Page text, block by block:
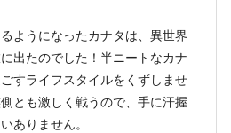
ようになったカナタは、異世界
出たのでした！半ニートなカナ
すライフスタイルをくずしませ
とも激しく戦うので、手に汗握
ありません。